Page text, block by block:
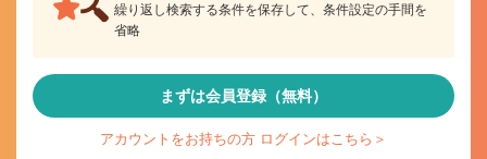
繰り返し検索する条件を保存して、条件設定の手間を
省略
まずは会員登録（無料）
アカウントをお持ちの方 ログインはこちら＞